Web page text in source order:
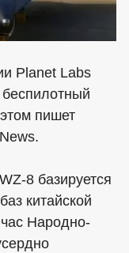
Planet Labs
беспилотный
пишет
8 базируется
китайской
Народно-